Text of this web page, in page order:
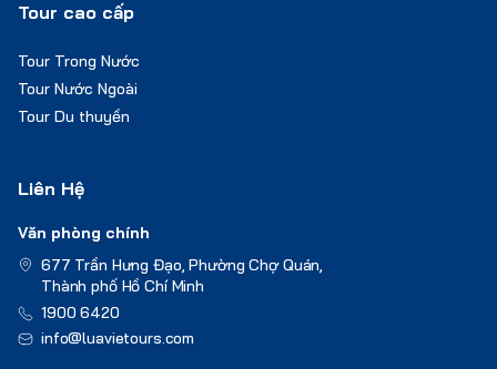
Tour cao cấp
Tour Trong Nước
Tour Nước Ngoài
Tour Du thuyền
Liên Hệ
Văn phòng chính
677 Trần Hưng Đạo, Phường Chợ Quán,
Thành phố Hồ Chí Minh
1900 6420
info@luavietours.com